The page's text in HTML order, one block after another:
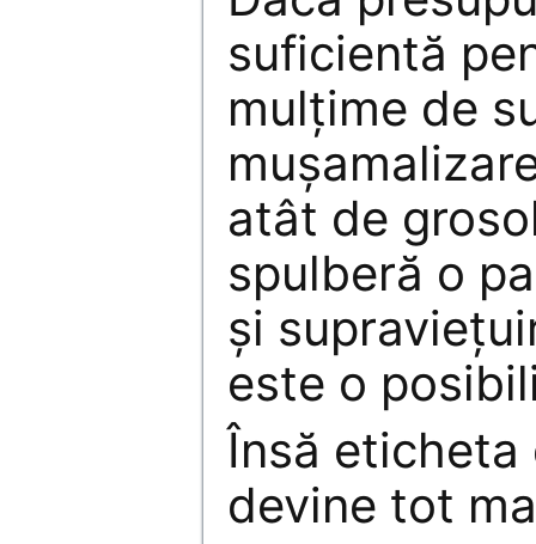
suficientă
mulțime de
atât de
spulberă o
și
este o
Însă
devine tot